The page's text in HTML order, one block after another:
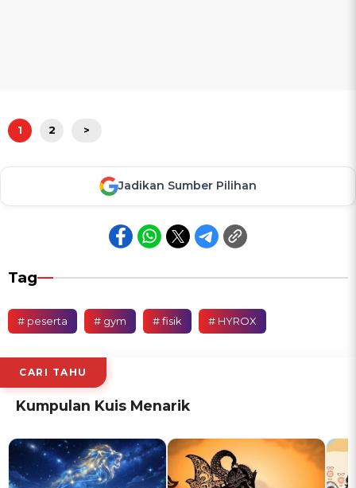
1 2 >
Jadikan Sumber Pilihan
Tag
# peserta # gym # fisik # HYROX
CARI TAHU
Kumpulan Kuis Menarik